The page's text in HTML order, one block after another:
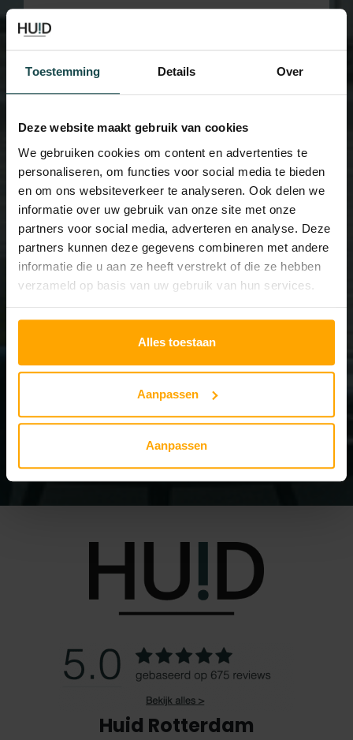
Toestemming Details Over
Deze website maakt gebruik van cookies
We gebruiken cookies om content en advertenties te
personaliseren, om functies voor social media te bieden
en om ons websiteverkeer te analyseren. Ook delen we
informatie over uw gebruik van onze site met onze
partners voor social media, adverteren en analyse. Deze
partners kunnen deze gegevens combineren met andere
informatie die u aan ze heeft verstrekt of die ze hebben
verzameld op basis van uw gebruik van hun services.
Alles toestaan
Aanpassen
Aanpassen
Wrinkles and weakened skin
Read more...
Fungal nails
Huid Rotterdam